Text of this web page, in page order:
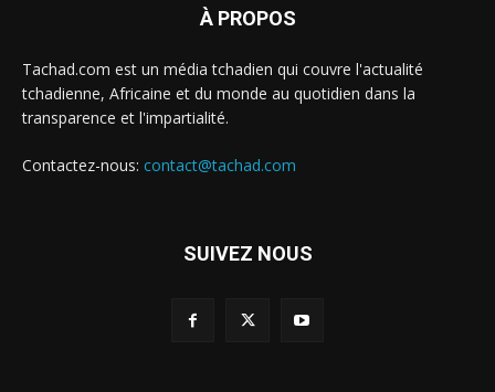
À PROPOS
Tachad.com est un média tchadien qui couvre l'actualité
tchadienne, Africaine et du monde au quotidien dans la
transparence et l'impartialité.
Contactez-nous: contact@tachad.com
SUIVEZ NOUS